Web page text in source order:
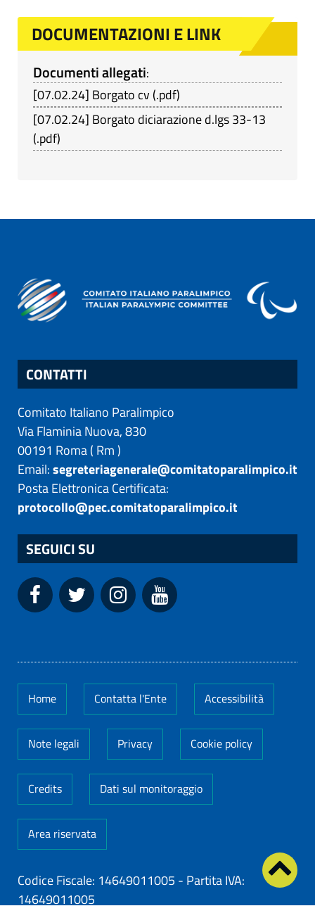
DOCUMENTAZIONI E LINK
Documenti allegati:
[07.02.24] Borgato cv (.pdf)
[07.02.24] Borgato diciarazione d.lgs 33-13
(.pdf)
CONTATTI
Comitato Italiano Paralimpico
Via Flaminia Nuova, 830
00191 Roma( Rm)
Email:segreteriagenerale@comitatoparalimpico.it
Posta Elettronica Certificata:
protocollo@pec.comitatoparalimpico.it
SEGUICI SU
Home Contatta l'Ente Accessibilità
Note legali Privacy Cookie policy
Credits Dati sul monitoraggio
Area riservata
Codice Fiscale: 14649011005 - Partita IVA:
14649011005